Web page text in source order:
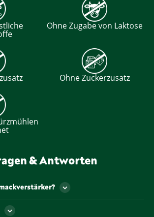
Ohne Zugabe von Laktose
Ohne Zuckerzusatz
& Antworten
werden jene
bezeichnet, die den